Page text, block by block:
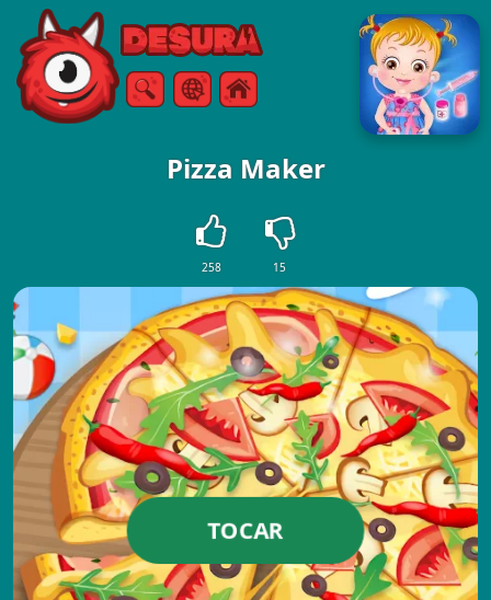
Free Online Games
BuscarMenú
Pizza Maker
258 15
TOCAR